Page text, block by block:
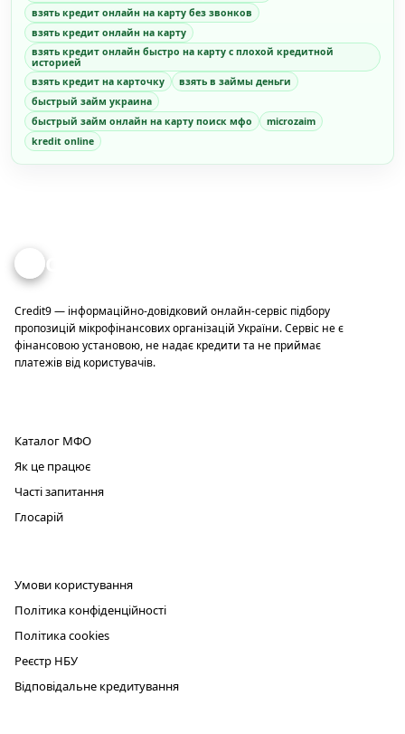
взять кредит онлайн на карту без звонков
взять кредит онлайн на карту
взять кредит онлайн быстро на карту с плохой кредитной
историей
взять кредит на карточку
взять в займы деньги
быстрый займ украина
быстрый займ онлайн на карту поиск мфо
microzaim
kredit online
Credit
Credit9 — інформаційно-довідковий онлайн-сервіс підбору
пропозицій мікрофінансових організацій України. Сервіс не є
фінансовою установою, не надає кредити та не приймає
платежів від користувачів.
Каталог МФО
Як це працює
Часті запитання
Глосарій
Умови користування
Політика конфіденційності
Політика cookies
Реєстр НБУ
Відповідальне кредитування